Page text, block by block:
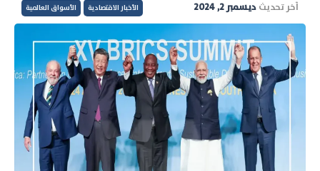
آخر تحديث ديسمبر 2, 2024 الأخبار الاقتصادية الأسواق العالمية